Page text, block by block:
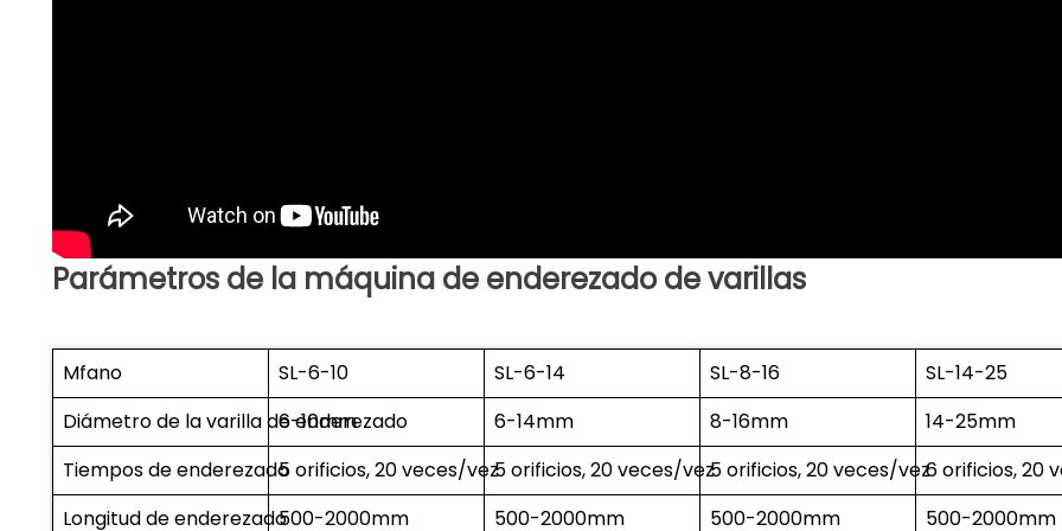
Parámetros de la máquina de enderezado de varillas
Mfano SL-6-10 SL-6-14 SL-8-16
SL-14-25
Diámetro de la varilla de enderezado
6-10mm 6-14mm 8-16mm
14-25mm
Tiempos de enderezado5 orificios, 20 veces/vez5 orificios, 20 veces/vez5 orificios, 20 veces/vez6 orificios, 20
Longitud de enderezado500-2000mm 500-2000mm 500-2000mm 500-2000mm